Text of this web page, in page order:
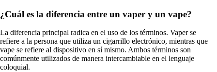
¿Cuál es la diferencia entre un vaper y un vape?
La diferencia principal radica en el uso de los términos. Vaper se
refiere a la persona que utiliza un cigarrillo electrónico, mientras que
vape se refiere al dispositivo en sí mismo. Ambos términos son
comúnmente utilizados de manera intercambiable en el lenguaje
coloquial.